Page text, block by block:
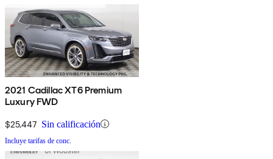
2021 Cadillac XT6 Premium
Luxury FWD
$25,447 Sin calificación
Incluye tarifas de conc.